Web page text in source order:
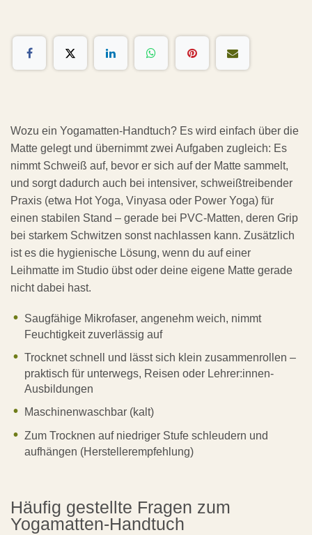
Wozu ein Yogamatten-Handtuch? Es wird einfach über die
Matte gelegt und übernimmt zwei Aufgaben zugleich: Es
nimmt Schweiß auf, bevor er sich auf der Matte sammelt,
und sorgt dadurch auch bei intensiver, schweißtreibender
Praxis (etwa Hot Yoga, Vinyasa oder Power Yoga) für
einen stabilen Stand – gerade bei PVC-Matten, deren Grip
bei starkem Schwitzen sonst nachlassen kann. Zusätzlich
ist es die hygienische Lösung, wenn du auf einer
Leihmatte im Studio übst oder deine eigene Matte gerade
nicht dabei hast.
Saugfähige Mikrofaser, angenehm weich, nimmt
Feuchtigkeit zuverlässig auf
Trocknet schnell und lässt sich klein zusammenrollen –
praktisch für unterwegs, Reisen oder Lehrer:innen-
Ausbildungen
Maschinenwaschbar (kalt)
Zum Trocknen auf niedriger Stufe schleudern und
aufhängen (Herstellerempfehlung)
Häufig gestellte Fragen zum
Yogamatten-Handtuch